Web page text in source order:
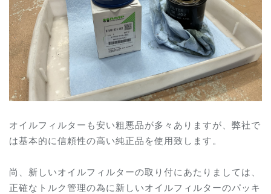
オイルフィルターも安い粗悪品が多々ありますが、弊社で
は基本的に信頼性の高い純正品を使用致します。
尚、新しいオイルフィルターの取り付にあたりましては、
正確なトルク管理の為に新しいオイルフィルターのパッキ